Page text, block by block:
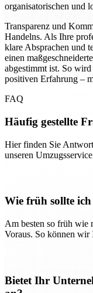
organisatorischen und
Transparenz und
Handelns. Als Ihre
klare Absprachen und
einen
abgestimmt ist. So
positiven Erfahrung –
FAQ
Häufig gestellte
Hier finden Sie
unseren
Wie früh sollte
Am besten so früh wie
Voraus. So können wir
Bietet Ihr